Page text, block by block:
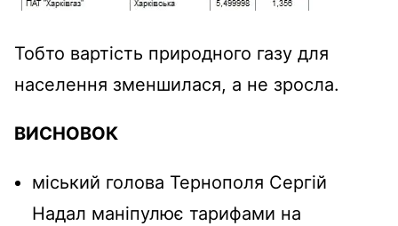
Тобто вартість природного газу для
населення зменшилася, а не зросла.
ВИСНОВОК
міський голова Тернополя Сергій
Надал маніпулює тарифами на